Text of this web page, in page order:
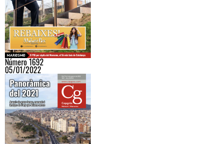
Número 1692
05/01/2022